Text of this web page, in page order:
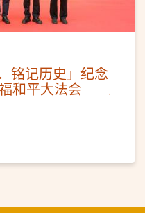
铭记历史」纪念
和平大法会